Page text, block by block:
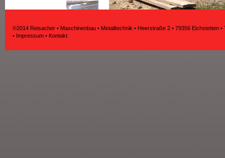
©2014 Reisacher • Maschinenbau • Metalltechnik • Heerstraße 2 • 79356 Eichstetten
• Impressum • Kontakt